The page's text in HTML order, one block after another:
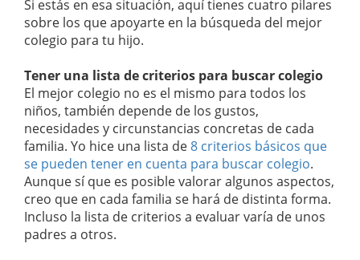
Si estás en esa situación, aquí tienes cuatro pilares
sobre los que apoyarte en la búsqueda del mejor
colegio para tu hijo.
Tener una lista de criterios para buscar colegio
El mejor colegio no es el mismo para todos los
niños, también depende de los gustos,
necesidades y circunstancias concretas de cada
familia. Yo hice una lista de8 criterios básicos que
se pueden tener en cuenta para buscar colegio.
Aunque sí que es posible valorar algunos aspectos,
creo que en cada familia se hará de distinta forma.
Incluso la lista de criterios a evaluar varía de unos
padres a otros.